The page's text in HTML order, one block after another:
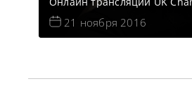
игроки подтвердили свое
обеспечит ему большой
начнет защиту своего
21 ноября 2016